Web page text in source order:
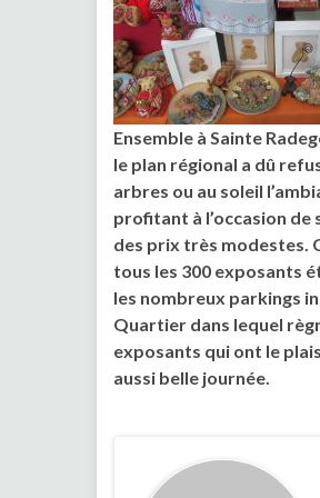
Ensemble à Sainte
le plan régional a dû
arbres ou au soleil
profitant à l’occasion
des prix très modestes.
tous les 300 exposants
les nombreux parkings
Quartier dans lequel
exposants qui ont le
aussi belle journée.